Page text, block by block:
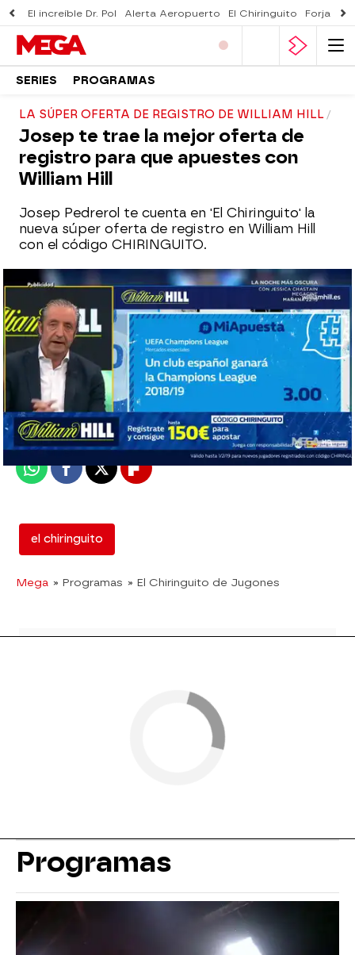
El increíble Dr. Pol Alerta Aeropuerto El Chiringuito Forjado
SERIES PROGRAMAS
LA SÚPER OFERTA DE REGISTRO DE WILLIAM HILL
Josep te trae la mejor oferta de
registro para que apuestes con
William Hill
Josep Pedrerol te cuenta en 'El Chiringuito' la
nueva súper oferta de registro en William Hill
con el código CHIRINGUITO.
mega
Madrid
Publicado: 18 de enero de 2019, 02:17
WhatsappFacebook
X Flipboard
el chiringuito
Mega » Programas » El Chiringuito de Jugones
Programas